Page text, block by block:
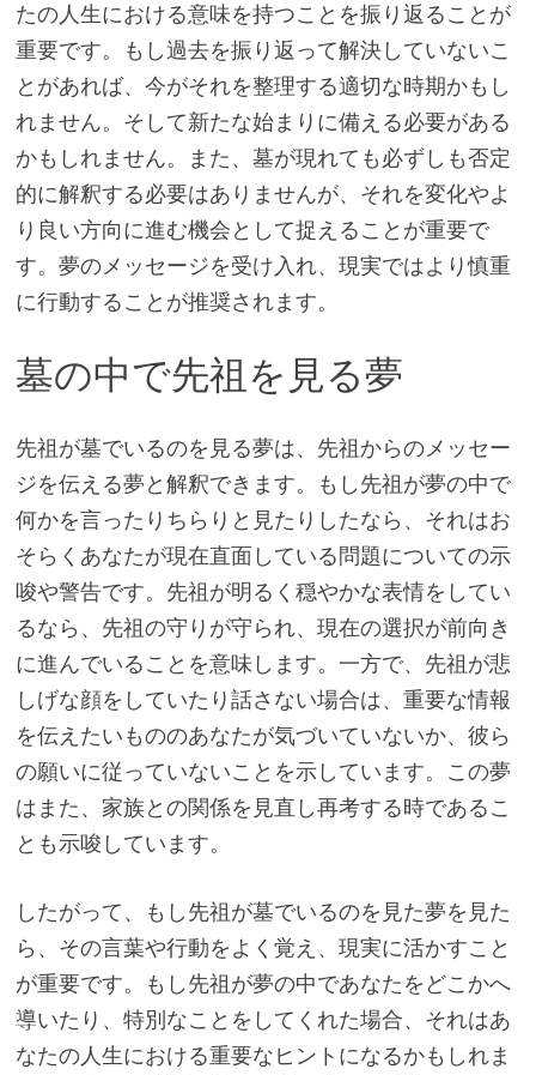
たの人生における意味を持つことを振り返ることが
重要です。もし過去を振り返って解決していないこ
とがあれば、今がそれを整理する適切な時期かもし
れません。そして新たな始まりに備える必要がある
かもしれません。また、墓が現れても必ずしも否定
的に解釈する必要はありませんが、それを変化やよ
り良い方向に進む機会として捉えることが重要で
す。夢のメッセージを受け入れ、現実ではより慎重
に行動することが推奨されます。
墓の中で先祖を見る夢
先祖が墓でいるのを見る夢は、先祖からのメッセー
ジを伝える夢と解釈できます。もし先祖が夢の中で
何かを言ったりちらりと見たりしたなら、それはお
そらくあなたが現在直面している問題についての示
唆や警告です。先祖が明るく穏やかな表情をしてい
るなら、先祖の守りが守られ、現在の選択が前向き
に進んでいることを意味します。一方で、先祖が悲
しげな顔をしていたり話さない場合は、重要な情報
を伝えたいもののあなたが気づいていないか、彼ら
の願いに従っていないことを示しています。この夢
はまた、家族との関係を見直し再考する時であるこ
とも示唆しています。
したがって、もし先祖が墓でいるのを見た夢を見た
ら、その言葉や行動をよく覚え、現実に活かすこと
が重要です。もし先祖が夢の中であなたをどこかへ
導いたり、特別なことをしてくれた場合、それはあ
なたの人生における重要なヒントになるかもしれま